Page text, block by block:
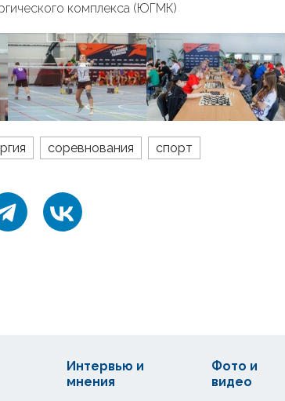
комплекса (ЮГМК)
соревнования спорт
Интервью и
мнения
Фото и
видео